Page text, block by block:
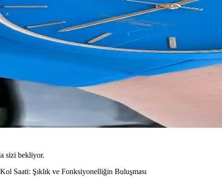
sizi bekliyor.
Saati: Şıklık ve Fonksiyonelliğin Buluşması